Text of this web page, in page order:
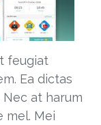
feugiat
Ea dictas
Nec at harum
mel. Mei